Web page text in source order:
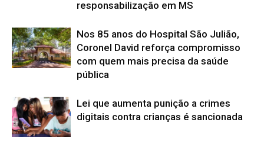
responsabilização em MS
Nos 85 anos do Hospital São Julião,
Coronel David reforça compromisso
com quem mais precisa da saúde
pública
Lei que aumenta punição a crimes
digitais contra crianças é sancionada